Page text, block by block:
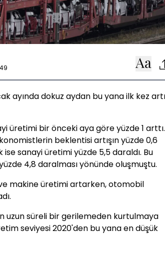
ayında dokuz aydan bu yana ilk kez
üretimi bir önceki aya göre yüzde 1 arttı.
beklentisi artışın yüzde 0,6
ise sanayi üretimi yüzde 5,5 daraldı. Bu
4,8 daralması yönünde oluşmuştu.
makine üretimi artarken, otomobil
uzun süreli bir gerilemeden kurtulmaya
seviyesi 2020'den bu yana en düşük